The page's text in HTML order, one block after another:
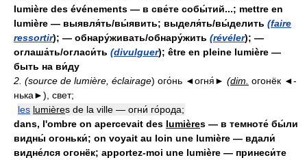
lumière des événements — в све́те собы́тий...; mettre en
lumière — выявля́ть/вы́явить; выделя́ть/вы́делить (faire
ressortir); — обнару́живать/обнару́жить (révéler); —
оглаша́ть/огласи́ть (divulguer); être en pleine lumière —
быть на ви́ду
2. (source de lumière, éclairage) ого́нь ◄огня́► (dim. огонёк ◄-
нька►), свет;
les lumières de la ville — огни́ го́рода;
dans, l'ombre on apercevait des lumières — в темноте́ бы́ли
видны́ огоньки́; on voyait au loin une lumière — вдали́
видне́лся огонёк; apportez-moi une lumière — принеси́те